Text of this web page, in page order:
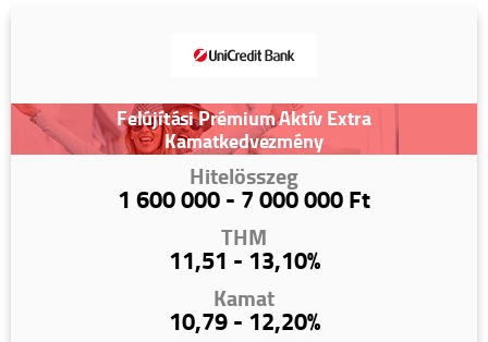
Felújítási Prémium Aktív Extra
Kamatkedvezmény
Hitelösszeg
1 600 000 - 7 000 000 Ft
THM
11,51 - 13,10%
Kamat
10,79 - 12,20%